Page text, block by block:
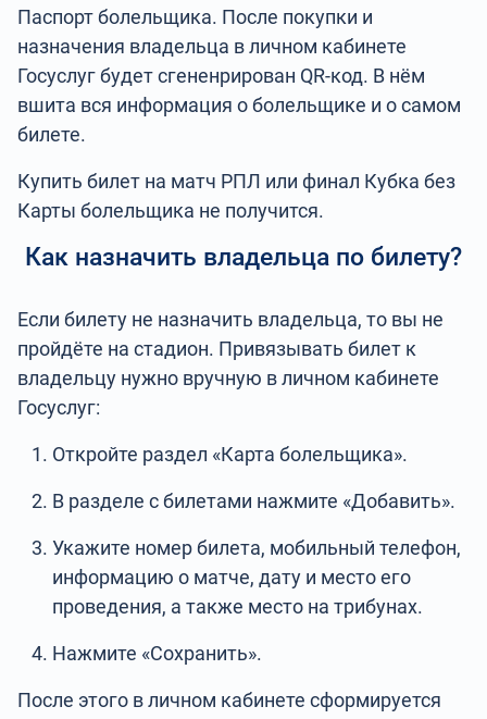
Паспорт болельщика. После покупки и
назначения владельца в личном кабинете
Госуслуг будет сгененрирован QR-код. В нём
вшита вся информация о болельщике и о самом
билете.
Купить билет на матч РПЛ или финал Кубка без
Карты болельщика не получится.
Как назначить владельца по билету?
Если билету не назначить владельца, то вы не
пройдёте на стадион. Привязывать билет к
владельцу нужно вручную в личном кабинете
Госуслуг:
Откройте раздел «Карта болельщика».
В разделе с билетами нажмите «Добавить».
Укажите номер билета, мобильный телефон,
информацию о матче, дату и место его
проведения, а также место на трибунах.
Нажмите «Сохранить».
После этого в личном кабинете сформируется